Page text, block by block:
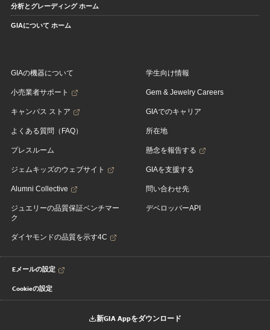
分析とグレーディング ホーム
GIAについて ホーム
GIAの機器について
小売業者サポート
キャンパス ストア
よくある質問（FAQ）
プレスルーム
ジェムキッズのウェブサイト
Alumni Collective
ジュエリーの品質保証ベンチマー
ク
ダイヤモンドの品質を示す4C
学生向け情報
Gem & Jewelry Careers
GIAでのキャリア
所在地
懸念を報告する
GIAを支援する
問い合わせ先
デベロッパーAPI
Eメールの設定
Cookieの設定
新GIA Appをダウンロード